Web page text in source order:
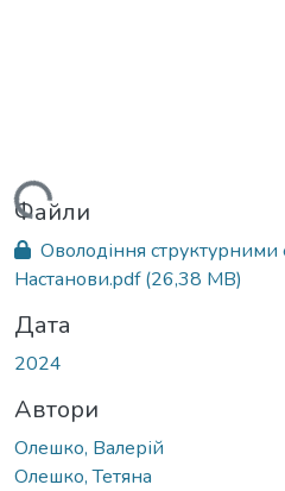
Файли
Оволодіння структурними
Настанови.pdf(26,38 MB)
Дата
2024
Автори
Олешко, Валерій
Олешко, Тетяна